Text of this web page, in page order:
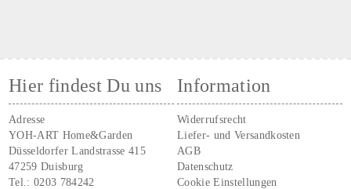
Hier findest Du uns
Adresse
YOH-ART Home&Garden
Düsseldorfer Landstrasse 415
47259 Duisburg
Tel.:0203 784242
Information
Widerrufsrecht
Liefer- und Versandkosten
AGB
Datenschutz
Cookie Einstellungen